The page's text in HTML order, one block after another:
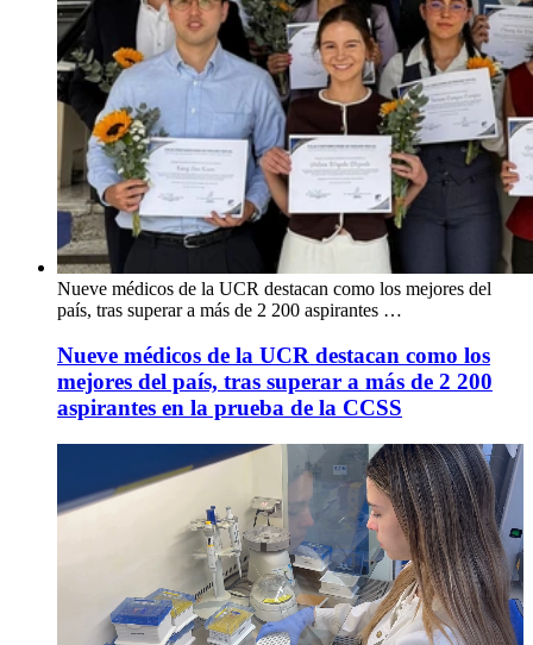
Nueve médicos de la UCR destacan como los mejores del
país, tras superar a más de 2 200 aspirantes …
Nueve médicos de la UCR destacan como los
mejores del país, tras superar a más de 2 200
aspirantes en la prueba de la CCSS